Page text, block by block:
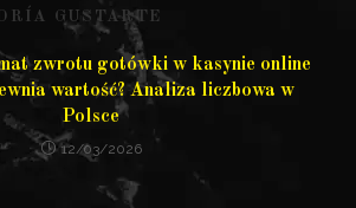
GUSTARTE
zwrotu gotówki w kasynie online
wartość? Analiza liczbowa w
Polsce
12/03/2026